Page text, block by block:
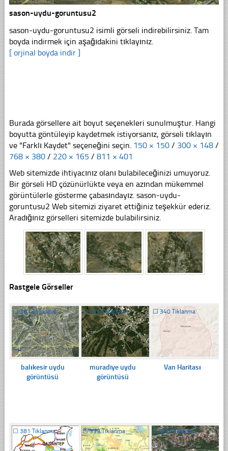
sason-uydu-goruntusu2
sason-uydu-goruntusu2 isimli görseli indirebilirsiniz. Tam
boyda indirmek için aşağıdakini tıklayınız.
[ orjinal boyda indir ]
Burada görsellere ait boyut seçenekleri sunulmuştur. Hangi
boyutta göntüleyip kaydetmek istiyorsanız, görseli tıklayın
ve "Farklı Kaydet" seçeneğini seçin. 150 × 150 / 300 × 148 /
768 × 380 / 220 × 165 / 811 × 401
Web sitemizde ihtiyacınız olanı bulabileceğinizi umuyoruz.
Bir görseli HD çözünürlükte veya en azından mükemmel
görüntülerle gösterme çabasındayız. sason-uydu-
goruntusu2 Web sitemizi ziyaret ettiğiniz teşekkür ederiz.
Aradığınız görselleri sitemizde bulabilirsiniz.
Rastgele Görseller
☐381 Tıklanma
balıkesir uydu
görüntüsü
☐ 359 Tıklanma
muradiye uydu
görüntüsü
☐ 340 Tıklanma
Van Haritası
☐ 381 Tıklanma ☐339 Tıklanma ☐365 Tıklanma